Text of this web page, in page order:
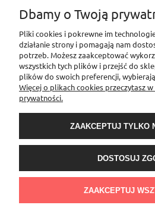
MOJE
O NAS
Sklep Elementownia |Al. Niepodległości
Jesionkiewicz-Branas NIP:
Dbamy o Twoją
Pliki cookies i pokrewne im
działanie strony i pomagają nam
potrzeb. Możesz zaakceptować
wszystkich tych plików i przejść do
plików do swoich preferencji,
Więcej o plikach cookies przeczytasz
prywatności.
ZAAKCEPTUJ TYLKO
DOSTOSUJ
ZAAKCEPTUJ